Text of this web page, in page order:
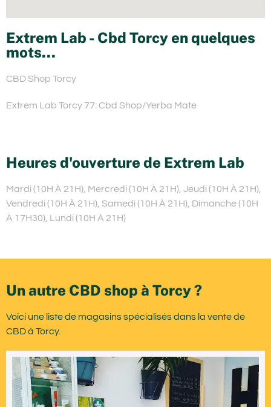
Extrem Lab - Cbd Torcy en quelques
mots...
CBD Shop Torcy
Extrem Lab Torcy 77: Cbd Shop/Yerba Mate
Heures d'ouverture de Extrem Lab
Mardi (10H À 21H), Mercredi (10H À 21H), Jeudi (10H À 21H),
Vendredi (10H À 21H), Samedi (10H À 21H), Dimanche (10H
À 17H30), Lundi (10H À 21H)
Un autre CBD shop à Torcy ?
Voici une liste de magasins spécialisés dans la vente de
CBD à Torcy.